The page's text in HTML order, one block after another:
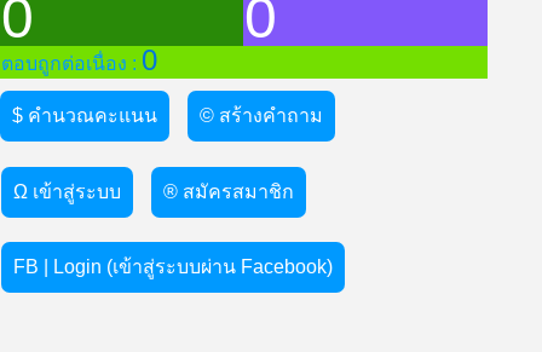
0 0
ตอบถูกต่อเนื่อง : 0
$ คำนวณคะแนน © สร้างคำถาม
Ω เข้าสู่ระบบ ® สมัครสมาชิก
FB | Login (เข้าสู่ระบบผ่าน Facebook)